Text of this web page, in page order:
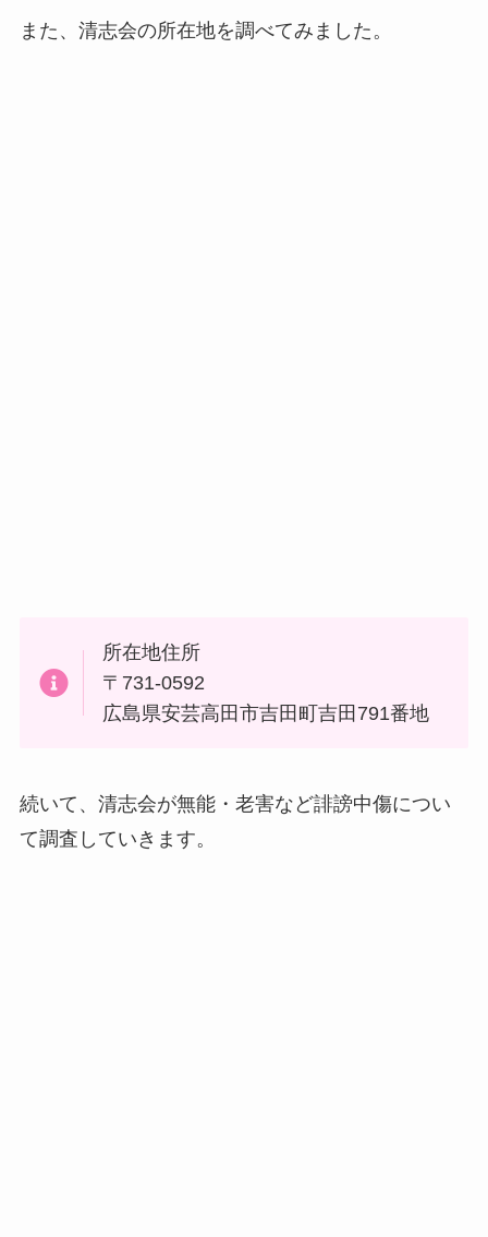
また、清志会の所在地を調べてみました。
所在地住所
〒731-0592
広島県安芸高田市吉田町吉田791番地
続いて、清志会が無能・老害など誹謗中傷につい
て調査していきます。